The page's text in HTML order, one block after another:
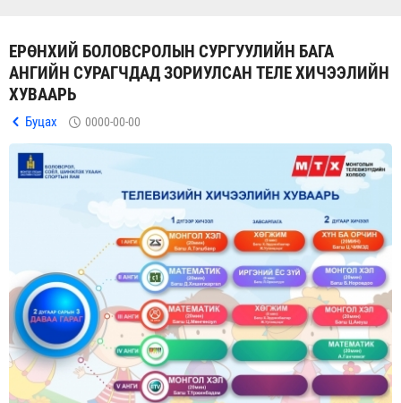
ЕРӨНХИЙ БОЛОВСРОЛЫН СУРГУУЛИЙН БАГА
АНГИЙН СУРАГЧДАД ЗОРИУЛСАН ТЕЛЕ ХИЧЭЭЛИЙН
ХУВААРЬ
Буцах 0000-00-00